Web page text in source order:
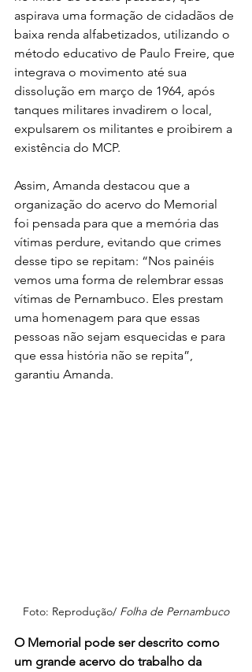
aspirava uma formação de cidadãos de
baixa renda alfabetizados, utilizando o
método educativo de Paulo Freire, que
integrava o movimento até sua
dissolução em março de 1964, após
tanques militares invadirem o local,
expulsarem os militantes e proibirem a
existência do MCP.
Assim, Amanda destacou que a
organização do acervo do Memorial
foi pensada para que a memória das
vítimas perdure, evitando que crimes
desse tipo se repitam: “Nos painéis
vemos uma forma de relembrar essas
vítimas de Pernambuco. Eles prestam
uma homenagem para que essas
pessoas não sejam esquecidas e para
que essa história não se repita”,
garantiu Amanda.
Foto: Reprodução/ Folha de Pernambuco
O Memorial pode ser descrito como
um grande acervo do trabalho da